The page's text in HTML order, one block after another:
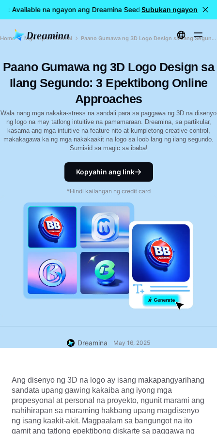
Available na ngayon ang Dreamina Seedance 2.5 🎉 LIVE
Subukan ngayon
Home Mga Tip at Tutorial Paano Gumawa ng 3D Logo Design sa Ilang Segundo: 3 Epektibong Online Approaches
Paano Gumawa ng 3D Logo Design sa
Ilang Segundo: 3 Epektibong Online
Approaches
Wala nang mga nakaka-stress na sandali para sa paggawa ng 3D na disenyo
ng logo na may tatlong intuitive na pamamaraan. Dreamina, sa partikular,
kasama ang mga intuitive na feature nito at kumpletong creative control,
makakagawa ka ng mga nakakaakit na logo sa loob lang ng ilang segundo.
Sumisid sa magic sa ibaba!
Kopyahin ang link
*Hindi kailangan ng credit card
Dreamina May 16, 2025
Ang disenyo ng 3D na logo ay isang makapangyarihang
sandata upang gawing kakaiba ang iyong mga
propesyonal at personal na proyekto, ngunit marami ang
nahihirapan sa maraming hakbang upang magdisenyo
ng isang kaakit-akit. Magpaalam sa bangungot na ito
gamit ang tatlong epektibong diskarte sa paggawa ng